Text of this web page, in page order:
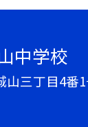
中学校
山三丁目4番